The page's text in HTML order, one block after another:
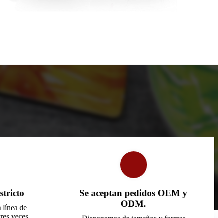
línea de
Se aceptan pedidos OEM y
ODM.